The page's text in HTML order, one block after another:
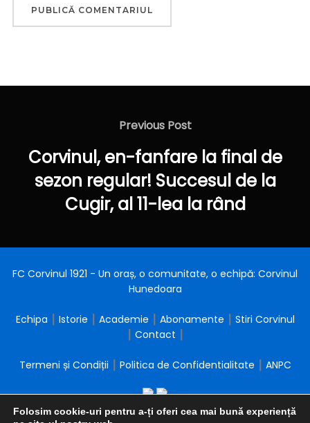
Navigare
Previous
Previous Post
Corvinul, en-fanfare la final de
sezon regular! Succesul de la
Cugir, al 11-lea la rând
FC Corvinul 1921 - Un oraș, o comunitate, o echipă: Corvinul
Hunedoara
Echipa Istorie Academie Abonamente
Stiri Corvinul
Contact
Termeni și Condiții Politica de Confidentialitate ANPC
Folosim cookie-uri pentru a-ți oferi cea mai bună experiență